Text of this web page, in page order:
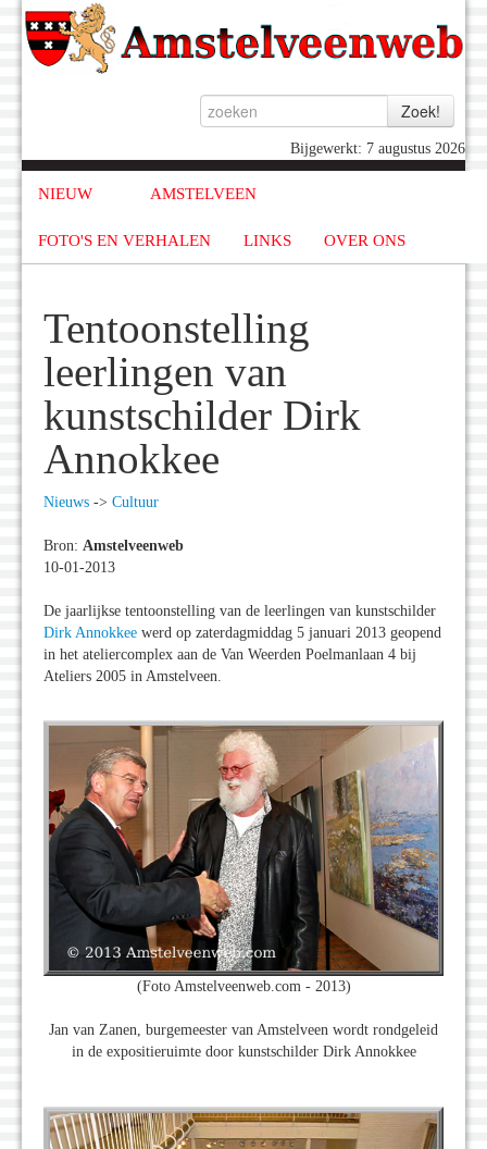
Bijgewerkt: 7 augustus 2026
NIEUW AMSTELVEEN
FOTO'S EN VERHALEN LINKS OVER ONS
Tentoonstelling
leerlingen van
kunstschilder Dirk
Annokkee
Nieuws -> Cultuur
Bron: Amstelveenweb
10-01-2013
De jaarlijkse tentoonstelling van de leerlingen van kunstschilder
Dirk Annokkee werd op zaterdagmiddag 5 januari 2013 geopend
in het ateliercomplex aan de Van Weerden Poelmanlaan 4 bij
Ateliers 2005 in Amstelveen.
(Foto Amstelveenweb.com - 2013)
Jan van Zanen, burgemeester van Amstelveen wordt rondgeleid
in de expositieruimte door kunstschilder Dirk Annokkee